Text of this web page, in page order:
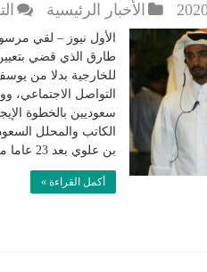
الأخبار الرئيسية
الأول نيوز – لقي
طارق الذي قضي بتعيين
للخارجية بدلا من
التواصل
سعوديين بالخطوة
الكاتب والمحلل
بن علوي بعد 23 عاما من …
أكمل القراءة »